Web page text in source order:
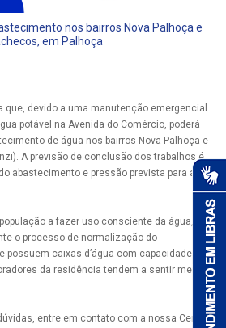
nos bairros Nova Palhoça e
em Palhoça
que, devido a uma manutenção emergencial
potável na Avenida do Comércio, poderá
de água nos bairros Nova Palhoça e
A previsão de conclusão dos trabalhos é
abastecimento e pressão prevista para até
a fazer uso consciente da água,
o processo de normalização do
possuem caixas d’água com capacidade
da residência tendem a sentir menos
entre em contato com a nossa Central